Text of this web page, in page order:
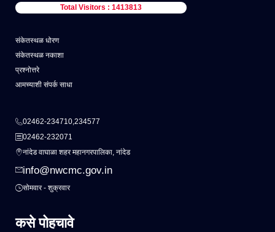
Total Visitors : 1413813
संकेतस्थळ धोरण
संकेतस्थळ नकाशा
प्रश्नोत्तरे
आमच्याशी संपर्क साधा
02462-234710,234577
02462-232071
नांदेड वाघाळा शहर महानगरपालिका, नांदेड
info@nwcmc.gov.in
सोमवार - शुक्रवार
कसे पोहचावे